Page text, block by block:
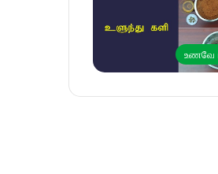
உணவே